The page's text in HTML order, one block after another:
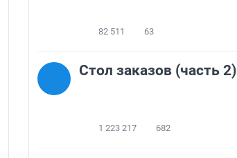
82 511 63
Стол заказов (часть 2)
1 223 217 682